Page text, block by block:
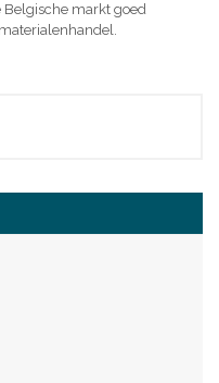
Belgische markt goed